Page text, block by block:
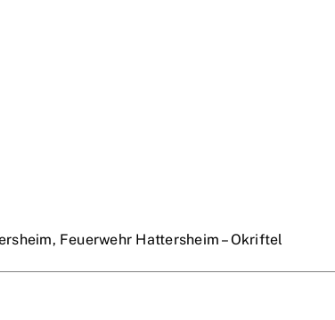
Feuerwehr Hattersheim – Okriftel